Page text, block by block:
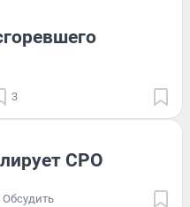
3
СРО
Обсудить